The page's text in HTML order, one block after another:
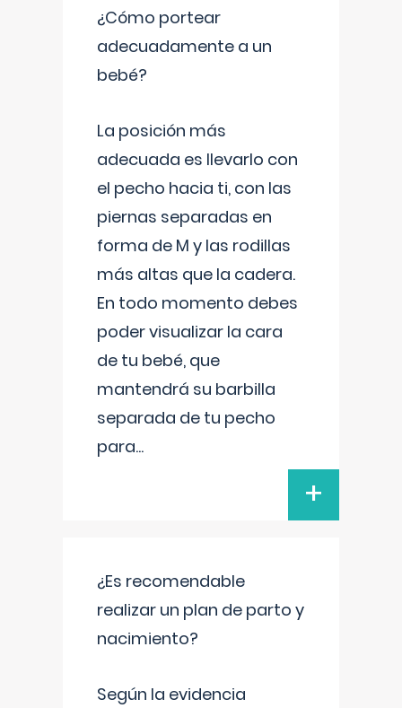
¿Cómo portear
adecuadamente a un
bebé?
La posición más
adecuada es llevarlo con
el pecho hacia ti, con las
piernas separadas en
forma de M y las rodillas
más altas que la cadera.
En todo momento debes
poder visualizar la cara
de tu bebé, que
mantendrá su barbilla
separada de tu pecho
para...
+
¿Es recomendable
realizar un plan de parto y
nacimiento?
Según la evidencia